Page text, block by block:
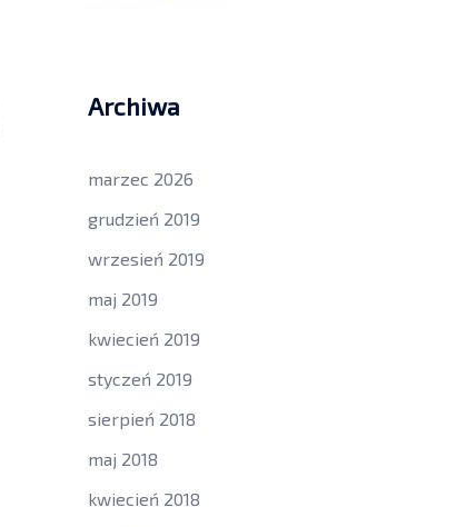
Archiwa
marzec 2026
grudzień 2019
wrzesień 2019
maj 2019
kwiecień 2019
styczeń 2019
sierpień 2018
maj 2018
kwiecień 2018